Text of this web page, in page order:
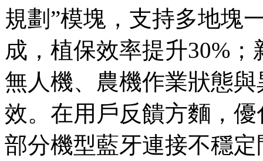
規劃”模塊，支持多地塊
成，植保效率提升30%
無人機、農機作業狀態
效。在用戶反饋方麵，
部分機型藍牙連接不穩